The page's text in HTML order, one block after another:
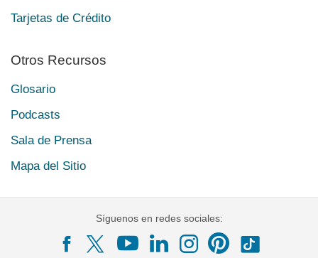
Tarjetas de Crédito
Otros Recursos
Glosario
Podcasts
Sala de Prensa
Mapa del Sitio
Síguenos en redes sociales: